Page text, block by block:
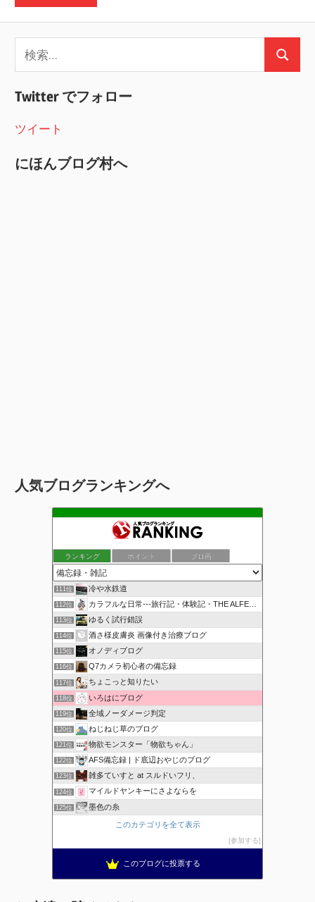
索:
検
Twitter でフォロー
ツイート
にほんブログ村へ
人気ブログランキングへ
ランキング ポイント ブロ画
111位 冷や水鉄道
112位 カラフルな日常---旅行記・体験記・THE ALFEE---
113位 ゆるく試行錯誤
114位 酒さ様皮膚炎 画像付き治療ブログ
115位 オノディブログ
116位 Q7カメラ初心者の備忘録
117位 ちょこっと知りたい
118位 いろはにブログ
119位 全域ノーダメージ判定
120位 ねじねじ草のブログ
121位 物欲モンスター「物欲ちゃん」
122位 AFS備忘録 | ド底辺おやじのブログ
123位 雑多ていすと at スルドいフリ、
124位 マイルドヤンキーにさよならを
125位 墨色の糸
このカテゴリを全て表示
参加する
このブログに投票する